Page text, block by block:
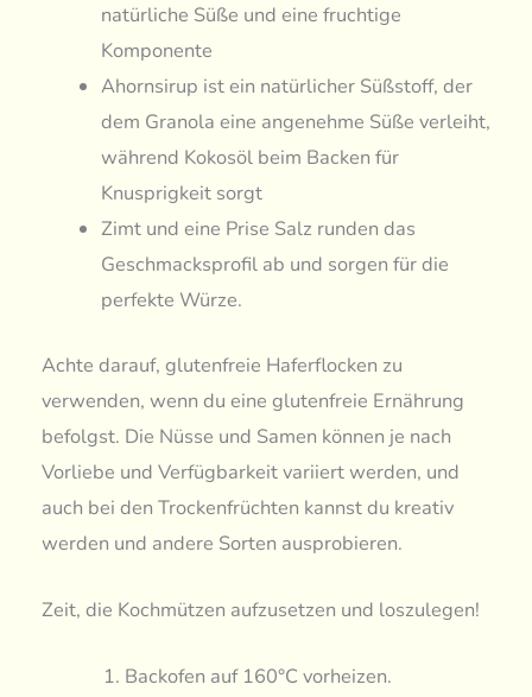
natürliche Süße und eine fruchtige
Komponente
Ahornsirup ist ein natürlicher Süßstoff, der
dem Granola eine angenehme Süße verleiht,
während Kokosöl beim Backen für
Knusprigkeit sorgt
Zimt und eine Prise Salz runden das
Geschmacksprofil ab und sorgen für die
perfekte Würze.
Achte darauf, glutenfreie Haferflocken zu
verwenden, wenn du eine glutenfreie Ernährung
befolgst. Die Nüsse und Samen können je nach
Vorliebe und Verfügbarkeit variiert werden, und
auch bei den Trockenfrüchten kannst du kreativ
werden und andere Sorten ausprobieren.
Zeit, die Kochmützen aufzusetzen und loszulegen!
Backofen auf 160°C vorheizen.